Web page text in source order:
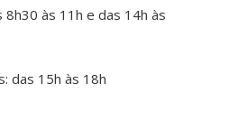
às 11h e das 14h às
das 15h às 18h